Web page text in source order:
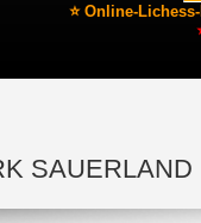
⭐ Online-
SAUERLAND